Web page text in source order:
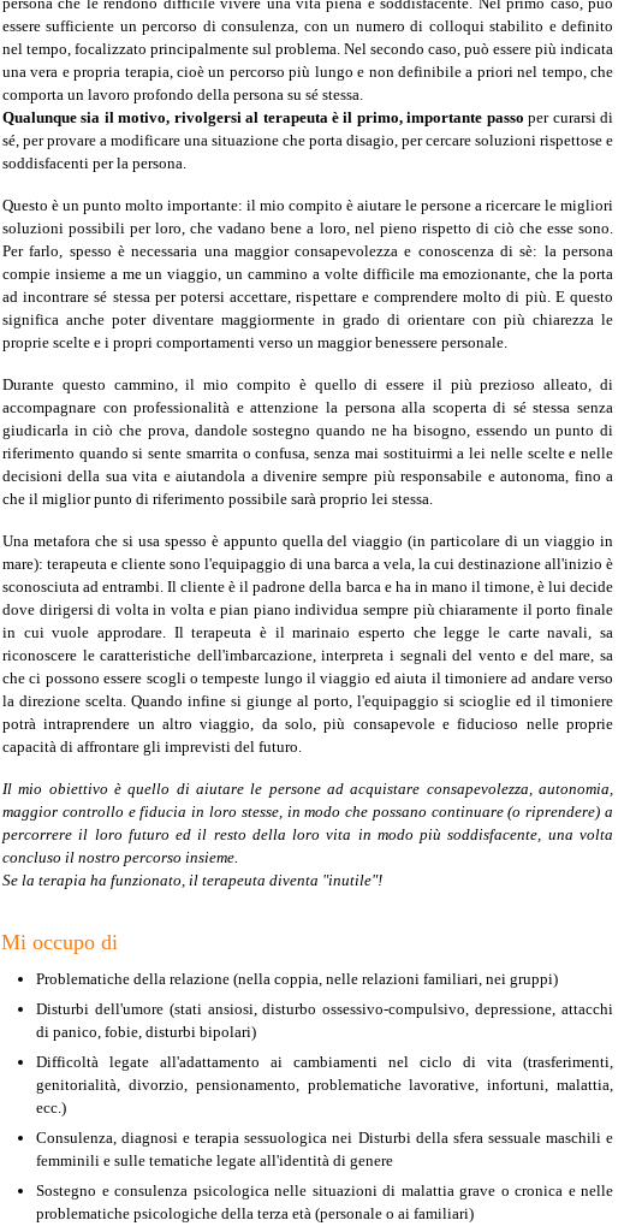
essere sufficiente un percorso di consulenza, con un numero di colloqui stabilito e definito
nel tempo, focalizzato principalmente sul problema. Nel secondo caso, può essere più indicata
una vera e propria terapia, cioè un percorso più lungo e non definibile a priori nel tempo, che
comporta un lavoro profondo della persona su sé stessa.
Qualunque sia il motivo, rivolgersi al terapeuta è il primo, importante passo per curarsi di
sé, per provare a modificare una situazione che porta disagio, per cercare soluzioni rispettose e
soddisfacenti per la persona.
Questo è un punto molto importante: il mio compito è aiutare le persone a ricercare le migliori
soluzioni possibili per loro, che vadano bene a loro, nel pieno rispetto di ciò che esse sono.
Per farlo, spesso è necessaria una maggior consapevolezza e conoscenza di sè: la persona
compie insieme a me un viaggio, un cammino a volte difficile ma emozionante, che la porta
ad incontrare sé stessa per potersi accettare, rispettare e comprendere molto di più. E questo
significa anche poter diventare maggiormente in grado di orientare con più chiarezza le
proprie scelte e i propri comportamenti verso un maggior benessere personale.
Durante questo cammino, il mio compito è quello di essere il più prezioso alleato, di
accompagnare con professionalità e attenzione la persona alla scoperta di sé stessa senza
giudicarla in ciò che prova, dandole sostegno quando ne ha bisogno, essendo un punto di
riferimento quando si sente smarrita o confusa, senza mai sostituirmi a lei nelle scelte e nelle
decisioni della sua vita e aiutandola a divenire sempre più responsabile e autonoma, fino a
che il miglior punto di riferimento possibile sarà proprio lei stessa.
Una metafora che si usa spesso è appunto quella del viaggio (in particolare di un viaggio in
mare): terapeuta e cliente sono l'equipaggio di una barca a vela, la cui destinazione all'inizio è
sconosciuta ad entrambi. Il cliente è il padrone della barca e ha in mano il timone, è lui decide
dove dirigersi di volta in volta e pian piano individua sempre più chiaramente il porto finale
in cui vuole approdare. Il terapeuta è il marinaio esperto che legge le carte navali, sa
riconoscere le caratteristiche dell'imbarcazione, interpreta i segnali del vento e del mare, sa
che ci possono essere scogli o tempeste lungo il viaggio ed aiuta il timoniere ad andare verso
la direzione scelta. Quando infine si giunge al porto, l'equipaggio si scioglie ed il timoniere
potrà intraprendere un altro viaggio, da solo, più consapevole e fiducioso nelle proprie
capacità di affrontare gli imprevisti del futuro.
Il mio obiettivo è quello di aiutare le persone ad acquistare consapevolezza, autonomia,
maggior controllo e fiducia in loro stesse, in modo che possano continuare (o riprendere) a
percorrere il loro futuro ed il resto della loro vita in modo più soddisfacente, una volta
concluso il nostro percorso insieme.
Se la terapia ha funzionato, il terapeuta diventa "inutile"!
Mi occupo di
Problematiche della relazione (nella coppia, nelle relazioni familiari, nei gruppi)
Disturbi dell'umore (stati ansiosi, disturbo ossessivo-compulsivo, depressione, attacchi
di panico, fobie, disturbi bipolari)
Difficoltà legate all'adattamento ai cambiamenti nel ciclo di vita (trasferimenti,
genitorialità, divorzio, pensionamento, problematiche lavorative, infortuni, malattia,
ecc.)
Consulenza, diagnosi e terapia sessuologica nei Disturbi della sfera sessuale maschili e
femminili e sulle tematiche legate all'identità di genere
Sostegno e consulenza psicologica nelle situazioni di malattia grave o cronica e nelle
problematiche psicologiche della terza età (personale o ai familiari)